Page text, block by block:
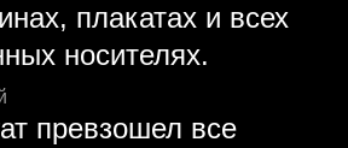
плакатах и всех
носителях.
превзошел все